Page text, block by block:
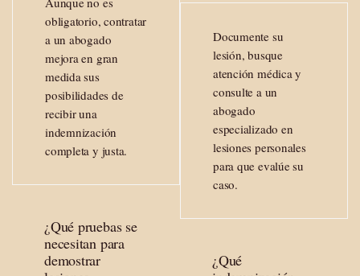
obligatorio, contratar
a un abogado
mejora en gran
medida sus
posibilidades de
recibir una
indemnización
completa y justa.
¿Qué pruebas se
necesitan para
demostrar
Documente su
lesión, busque
atención médica y
consulte a un
abogado
especializado en
lesiones personales
para que evalúe su
caso.
¿Qué